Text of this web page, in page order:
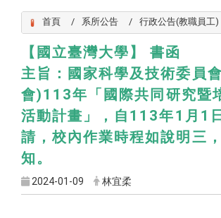
首頁 系所公告 行政公告(教職員工)
【國立臺灣大學】 書函
主旨：國家科學及技術委員
會)113年「國際共同研究暨
活動計畫」，自113年1月1
請，校內作業時程如說明三
知。
2024-01-09 林宜柔